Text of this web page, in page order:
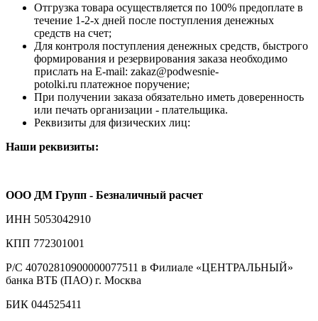
Отгрузка товара осуществляется по 100% предоплате в
течение 1-2-х дней после поступления денежных
средств на счет;
Для контроля поступления денежных средств, быстрого
формирования и резервирования заказа необходимо
прислать на E-mail: zakaz@podwesnie-
potolki.ru платежное поручение;
При получении заказа обязательно иметь доверенность
или печать организации - плательщика.
Реквизиты для физических лиц:
Наши реквизиты:
ООО ДМ Групп - Безналичный расчет
ИНН 5053042910
КПП 772301001
Р/С 40702810900000077511 в Филиале «ЦЕНТРАЛЬНЫЙ»
банка ВТБ (ПАО) г. Москва
БИК 044525411